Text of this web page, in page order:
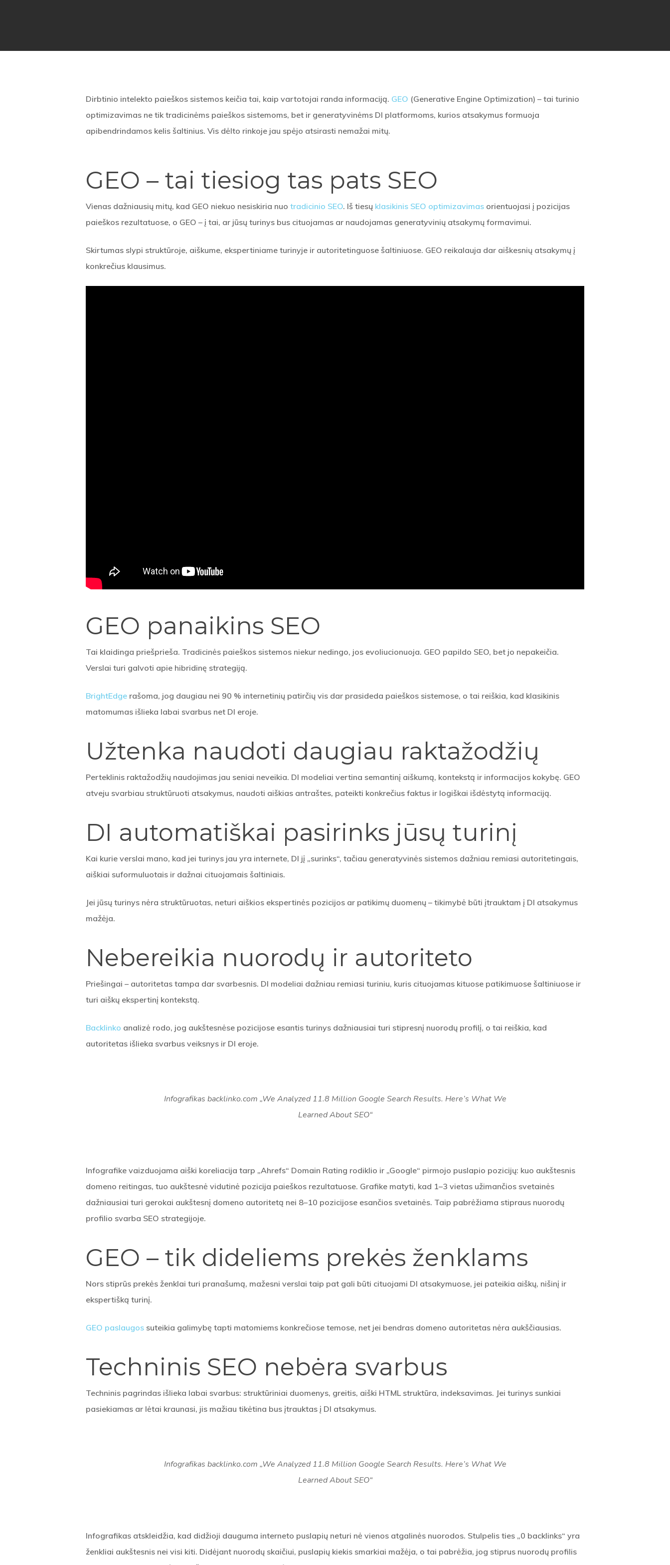
Dirbtinio intelekto paieškos sistemos keičia tai, kaip vartotojai randa informaciją. GEO (Generative Engine Optimization) – tai turinio
optimizavimas ne tik tradicinėms paieškos sistemoms, bet ir generatyvinėms DI platformoms, kurios atsakymus formuoja
apibendrindamos kelis šaltinius. Vis dėlto rinkoje jau spėjo atsirasti nemažai mitų.
GEO – tai tiesiog tas pats SEO
Vienas dažniausių mitų, kad GEO niekuo nesiskiria nuotradicinio SEO. Iš tiesų klasikinis SEO optimizavimas orientuojasi į pozicijas
paieškos rezultatuose, o GEO – į tai, ar jūsų turinys bus cituojamas ar naudojamas generatyvinių atsakymų formavimui.
Skirtumas slypi struktūroje, aiškume, ekspertiniame turinyje ir autoritetinguose šaltiniuose. GEO reikalauja dar aiškesnių atsakymų į
konkrečius klausimus.
GEO panaikins SEO
Tai klaidinga priešprieša. Tradicinės paieškos sistemos niekur nedingo, jos evoliucionuoja. GEO papildo SEO, bet jo nepakeičia.
Verslai turi galvoti apie hibridinę strategiją.
BrightEdge rašoma, jog daugiau nei 90 % internetinių patirčių vis dar prasideda paieškos sistemose, o tai reiškia, kad klasikinis
matomumas išlieka labai svarbus net DI eroje.
Užtenka naudoti daugiau raktažodžių
Perteklinis raktažodžių naudojimas jau seniai neveikia. DI modeliai vertina semantinį aiškumą, kontekstą ir informacijos kokybę. GEO
atveju svarbiau struktūruoti atsakymus, naudoti aiškias antraštes, pateikti konkrečius faktus ir logiškai išdėstytą informaciją.
DI automatiškai pasirinks jūsų turinį
Kai kurie verslai mano, kad jei turinys jau yra internete, DI jį „surinks“, tačiau generatyvinės sistemos dažniau remiasi autoritetingais,
aiškiai suformuluotais ir dažnai cituojamais šaltiniais.
Jei jūsų turinys nėra struktūruotas, neturi aiškios ekspertinės pozicijos ar patikimų duomenų – tikimybė būti įtrauktam į DI atsakymus
mažėja.
Nebereikia nuorodų ir autoriteto
Priešingai – autoritetas tampa dar svarbesnis. DI modeliai dažniau remiasi turiniu, kuris cituojamas kituose patikimuose šaltiniuose ir
turi aiškų ekspertinį kontekstą.
Backlinko analizė rodo, jog aukštesnėse pozicijose esantis turinys dažniausiai turi stipresnį nuorodų profilį, o tai reiškia, kad
autoritetas išlieka svarbus veiksnys ir DI eroje.
Infografikas backlinko.com „We Analyzed 11.8 Million Google Search Results. Here’s What We
Learned About SEO“
Infografike vaizduojama aiški koreliacija tarp „Ahrefs“ Domain Rating rodiklio ir „Google“ pirmojo puslapio pozicijų: kuo aukštesnis
domeno reitingas, tuo aukštesnė vidutinė pozicija paieškos rezultatuose. Grafike matyti, kad 1–3 vietas užimančios svetainės
dažniausiai turi gerokai aukštesnį domeno autoritetą nei 8–10 pozicijose esančios svetainės. Taip pabrėžiama stipraus nuorodų
profilio svarba SEO strategijoje.
GEO – tik dideliems prekės ženklams
Nors stiprūs prekės ženklai turi pranašumą, mažesni verslai taip pat gali būti cituojami DI atsakymuose, jei pateikia aiškų, nišinį ir
ekspertišką turinį.
GEO paslaugos suteikia galimybę tapti matomiems konkrečiose temose, net jei bendras domeno autoritetas nėra aukščiausias.
Techninis SEO nebėra svarbus
Techninis pagrindas išlieka labai svarbus: struktūriniai duomenys, greitis, aiški HTML struktūra, indeksavimas. Jei turinys sunkiai
pasiekiamas ar lėtai kraunasi, jis mažiau tikėtina bus įtrauktas į DI atsakymus.
Infografikas backlinko.com „We Analyzed 11.8 Million Google Search Results. Here’s What We
Learned About SEO“
Infografikas atskleidžia, kad didžioji dauguma interneto puslapių neturi nė vienos atgalinės nuorodos. Stulpelis ties „0 backlinks“ yra
ženkliai aukštesnis nei visi kiti. Didėjant nuorodų skaičiui, puslapių kiekis smarkiai mažėja, o tai pabrėžia, jog stiprus nuorodų profilis